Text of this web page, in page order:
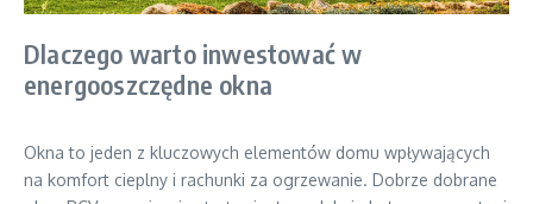
Dlaczego warto inwestować w
energooszczędne okna
Okna to jeden z kluczowych elementów domu wpływających
na komfort cieplny i rachunki za ogrzewanie. Dobrze dobrane